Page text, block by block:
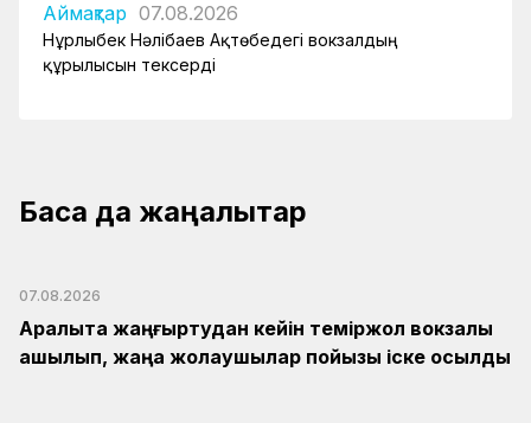
Аймақтар 07.08.2026
Нұрлыбек Нәлібаев Ақтөбедегі вокзалдың
құрылысын тексерді
Басқа да жаңалықтар
07.08.2026
Арқалықта жаңғыртудан кейін теміржол вокзалы
ашылып, жаңа жолаушылар пойызы іске қосылды